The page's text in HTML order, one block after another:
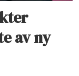
av ny